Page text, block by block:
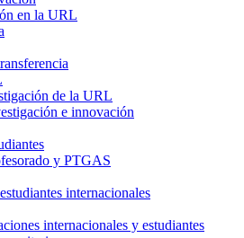
en la URL
de la URL
e innovación
y PTGAS
internacionales
internacionales y estudiantes